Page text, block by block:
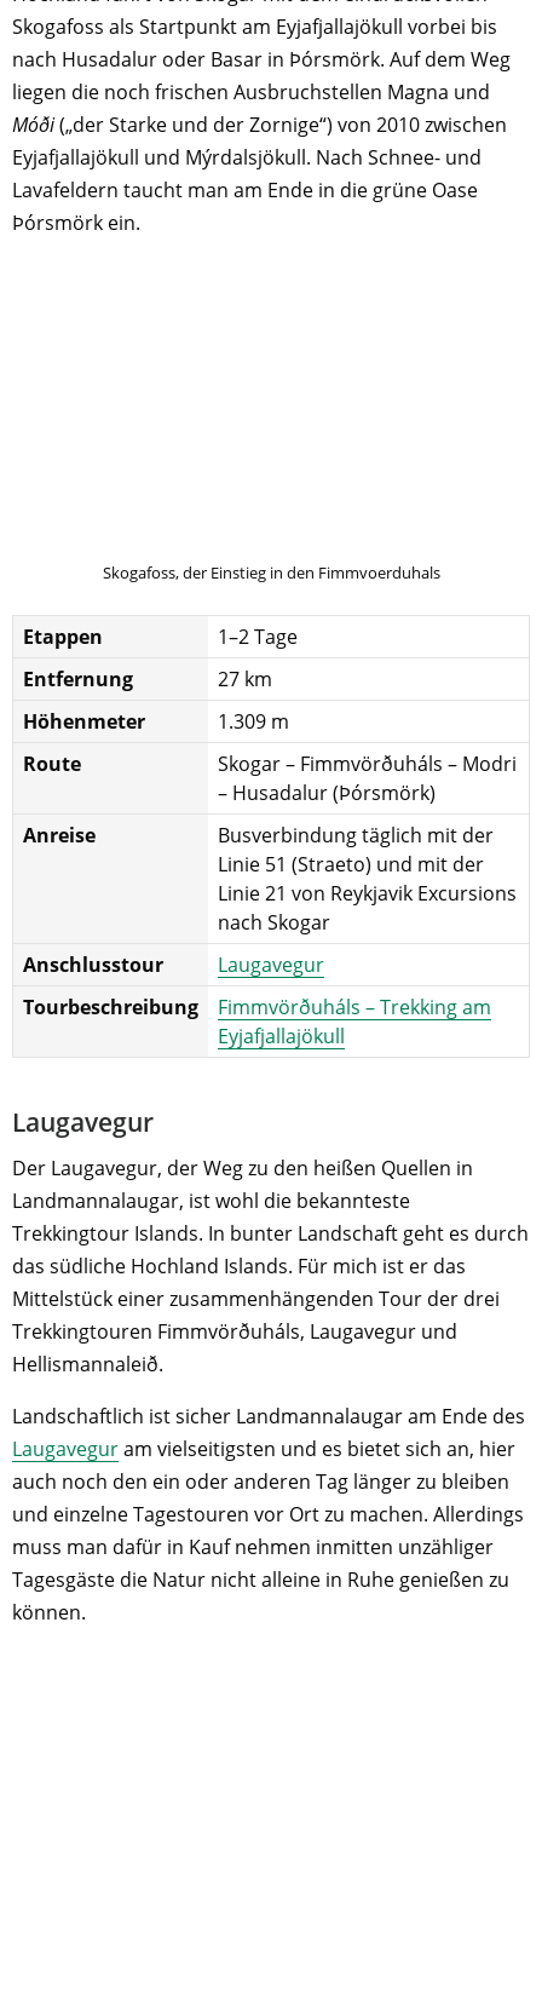
Skogafoss als Startpunkt am Eyjafjallajökull vorbei bis
nach Husadalur oder Basar in Þórsmörk. Auf dem Weg
liegen die noch frischen Ausbruchstellen Magna und
Móði(„der Starke und der Zornige“) von 2010 zwischen
Eyjafjallajökull und Mýrdalsjökull. Nach Schnee- und
Lavafeldern taucht man am Ende in die grüne Oase
Þórsmörk ein.
Skogafoss, der Einstieg in den Fimmvoerduhals
Etappen
1–2 Tage
Entfernung
27 km
Höhenmeter
1.309 m
Route
Skogar – Fimmvörðuháls – Modri
– Husadalur (Þórsmörk)
Anreise
Busverbindung täglich mit der
Linie 51 (Straeto) und mit der
Linie 21 von Reykjavik Excursions
nach Skogar
Anschlusstour
Laugavegur
Tourbeschreibung
Fimmvörðuháls – Trekking am
Eyjafjallajökull
Laugavegur
Der Laugavegur, der Weg zu den heißen Quellen in
Landmannalaugar, ist wohl die bekannteste
Trekkingtour Islands. In bunter Landschaft geht es durch
das südliche Hochland Islands. Für mich ist er das
Mittelstück einer zusammenhängenden Tour der drei
Trekkingtouren Fimmvörðuháls, Laugavegur und
Hellismannaleið.
Landschaftlich ist sicher Landmannalaugar am Ende des
Laugaveguram vielseitigsten und es bietet sich an, hier
auch noch den ein oder anderen Tag länger zu bleiben
und einzelne Tagestouren vor Ort zu machen. Allerdings
muss man dafür in Kauf nehmen inmitten unzähliger
Tagesgäste die Natur nicht alleine in Ruhe genießen zu
können.